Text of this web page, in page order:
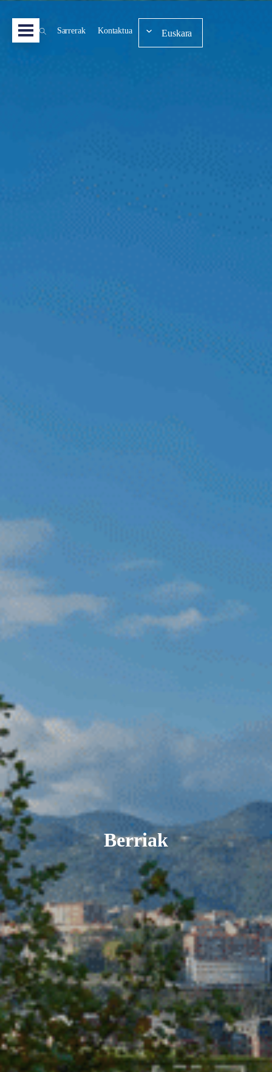
Sarrerak Kontaktua Euskara
Berriak